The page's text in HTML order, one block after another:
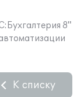
8"
К списку